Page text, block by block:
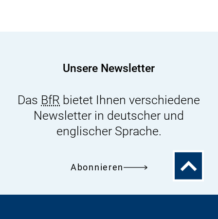
Forschungsworkshop
9.–
10.
Juni
Unsere Newsletter
Das BfR bietet Ihnen verschiedene
Newsletter in deutscher und
englischer Sprache.
Abonnieren
Zum